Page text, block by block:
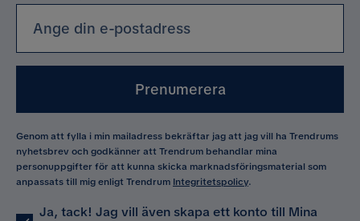
Prenumerera
Genom att fylla i min mailadress bekräftar jag att jag vill ha Trendrums
nyhetsbrev och godkänner att Trendrum behandlar mina
personuppgifter för att kunna skicka marknadsföringsmaterial som
anpassats till mig enligt Trendrum Integritetspolicy.
Ja, tack! Jag vill även skapa ett konto till Mina